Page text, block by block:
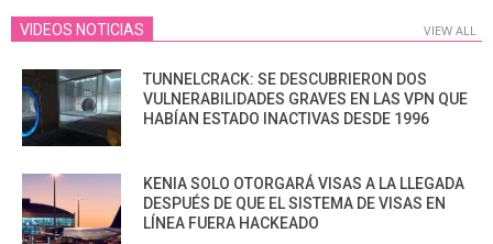
VIDEOS NOTICIAS VIEW ALL
TUNNELCRACK: SE DESCUBRIERON DOS
VULNERABILIDADES GRAVES EN LAS VPN QUE
HABÍAN ESTADO INACTIVAS DESDE 1996
KENIA SOLO OTORGARÁ VISAS A LA LLEGADA
DESPUÉS DE QUE EL SISTEMA DE VISAS EN
LÍNEA FUERA HACKEADO